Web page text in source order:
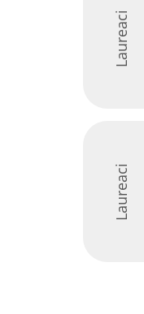
Laureaci
Laureaci